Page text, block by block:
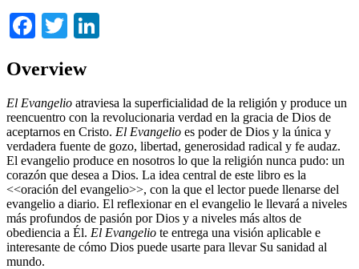
Facebook
Twitter
Overview
El Evangelio atraviesa la superficialidad de la religión y produce un
reencuentro con la revolucionaria verdad en la gracia de Dios de
aceptarnos en Cristo. El Evangelio es poder de Dios y la única y
verdadera fuente de gozo, libertad, generosidad radical y fe audaz.
El evangelio produce en nosotros lo que la religión nunca pudo: un
corazón que desea a Dios. La idea central de este libro es la
<<oración del evangelio>>, con la que el lector puede llenarse del
evangelio a diario. El reflexionar en el evangelio le llevará a niveles
más profundos de pasión por Dios y a niveles más altos de
obediencia a Él. El Evangelio te entrega una visión aplicable e
interesante de cómo Dios puede usarte para llevar Su sanidad al
mundo.